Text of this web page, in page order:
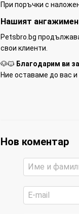
При поръчки с
Нашият
Petsbro.bg
свои клиенти.
🐶🐱 Благодарим ви
Ние оставаме до вас
Нов коментар